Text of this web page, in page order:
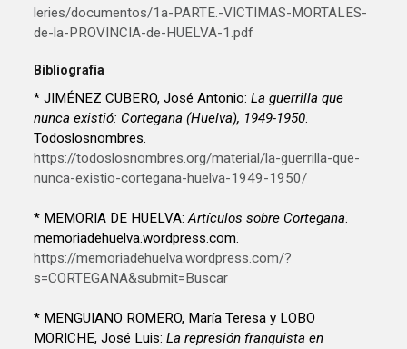
leries/documentos/1a-PARTE.-VICTIMAS-MORTALES-
de-la-PROVINCIA-de-HUELVA-1.pdf
Bibliografía
* JIMÉNEZ CUBERO, José Antonio:La guerrilla que
nunca existió: Cortegana (Huelva), 1949-1950.
Todoslosnombres.
https://todoslosnombres.org/material/la-guerrilla-que-
nunca-existio-cortegana-huelva-1949-1950/
* MEMORIA DE HUELVA:Artículos sobre Cortegana.
memoriadehuelva.wordpress.com.
https://memoriadehuelva.wordpress.com/?
s=CORTEGANA&submit=Buscar
* MENGUIANO ROMERO, María Teresa y LOBO
MORICHE, José Luis:La represión franquista en